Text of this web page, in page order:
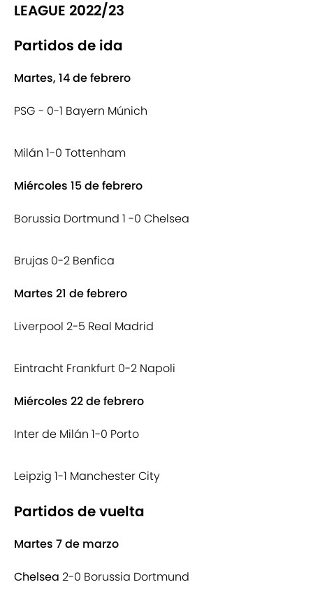
LEAGUE 2022/23
Partidos de ida
Martes, 14 de febrero
PSG - 0-1 Bayern Múnich
Milán 1-0 Tottenham
Miércoles 15 de febrero
Borussia Dortmund 1 -0 Chelsea
Brujas 0-2 Benfica
Martes 21 de febrero
Liverpool 2-5 Real Madrid
Eintracht Frankfurt 0-2 Napoli
Miércoles 22 de febrero
Inter de Milán 1-0 Porto
Leipzig 1-1 Manchester City
Partidos de vuelta
Martes 7 de marzo
Chelsea 2-0 Borussia Dortmund